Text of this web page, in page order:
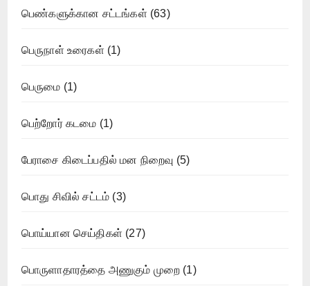
பெண்களுக்கான சட்டங்கள் (63)
பெருநாள் உரைகள் (1)
பெருமை (1)
பெற்றோர் கடமை (1)
பேராசை கிடைப்பதில் மன நிறைவு (5)
பொது சிவில் சட்டம் (3)
பொய்யான செய்திகள் (27)
பொருளாதாரத்தை அணுகும் முறை (1)